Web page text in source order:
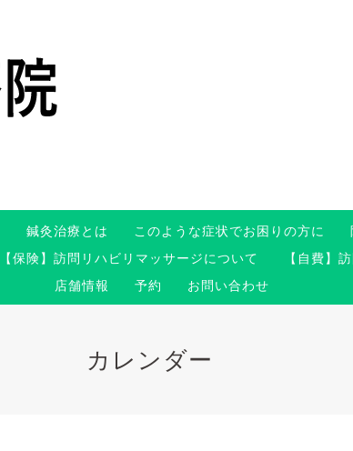
鍼灸治療とは このような症状でお困りの方に
【保険】訪問リハビリマッサージについて 【自費】
店舗情報
予約 お問い合わせ
カレンダー